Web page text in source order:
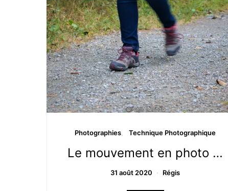
Photographies Technique Photographique
Le mouvement en photo …
31 août 2020 Régis